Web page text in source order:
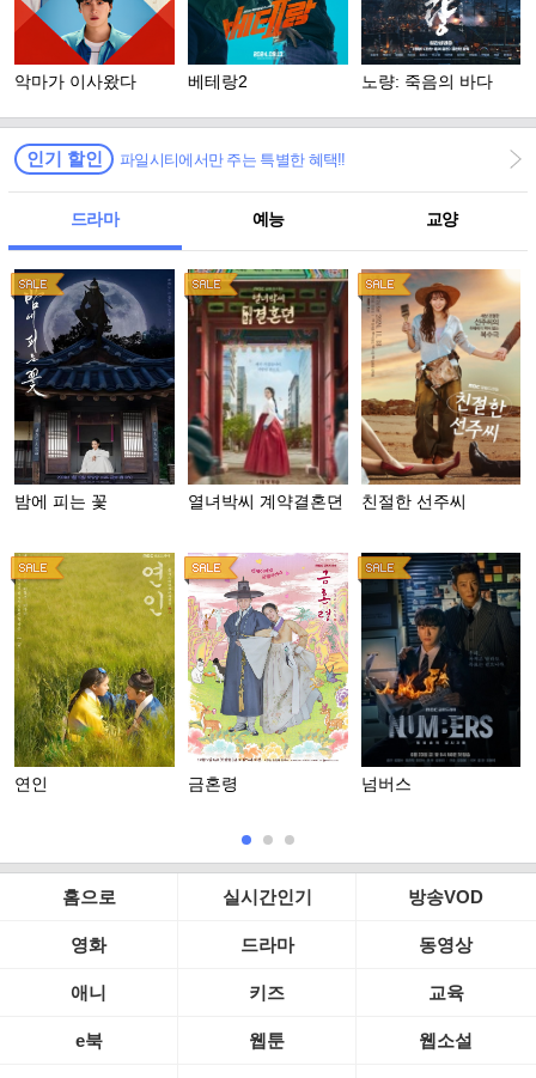
악마가 이사왔다 베테랑2 노량: 죽음의 바다
인기 할인 파일시티에서만 주는 특별한 혜택!!
드라마 예능 교양
밤에 피는 꽃 열녀박씨 계약결혼뎐 친절한 선주씨
연인 금혼령 넘버스
홈으로 실시간인기 방송VOD
영화 드라마 동영상
애니 키즈 교육
e북 웹툰 웹소설